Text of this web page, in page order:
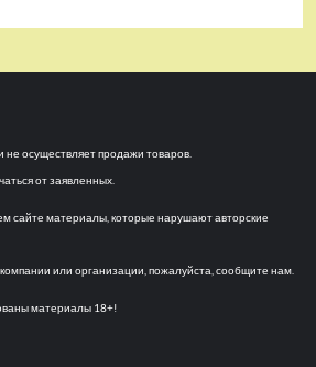
не осуществляет продажи товаров.
от заявленных.
сайте материалы, которые нарушают авторские
или организации, пожалуйста, сообщите нам.
материалы 18+!